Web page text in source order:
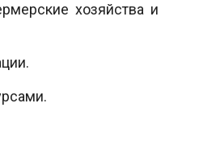
хозяйства и